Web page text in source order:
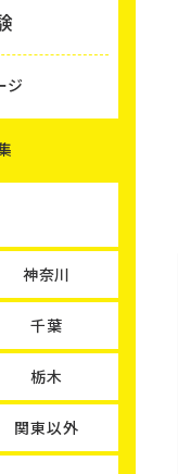
ジ
神奈川
千葉
栃木
関東以外